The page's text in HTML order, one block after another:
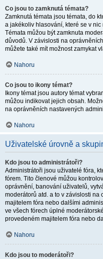
Co jsou to zamknutá témata?
Zamknutá témata jsou témata, do
a jakékoliv hlasování, které se v
Témata můžou být zamknuta
důvodů. V závislosti na
můžete také mít možnost zamykat
Nahoru
Co jsou to ikony témat?
Ikony témat jsou autory témat
můžou indikovat jejich obsah.
na oprávněních nastavených
Nahoru
Uživatelské úrovně a
Kdo jsou to administrátoři?
Administrátoři jsou uživatelé fóra,
fórem. Tito členové můžou
oprávnění, banování uživatelů,
moderátorů atd. a to v závislosti
majitelem fóra nebo dalšími
ve všech fórech úplné
provedeném majitelem fóra nebo
Nahoru
Kdo jsou to moderátoři?